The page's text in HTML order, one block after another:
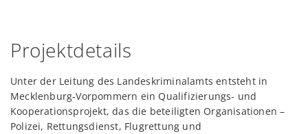
Projektdetails
Unter der Leitung des Landeskriminalamts entsteht in
Mecklenburg-Vorpommern ein Qualifizierungs- und
Kooperationsprojekt, das die beteiligten Organisationen –
Polizei, Rettungsdienst, Flugrettung und